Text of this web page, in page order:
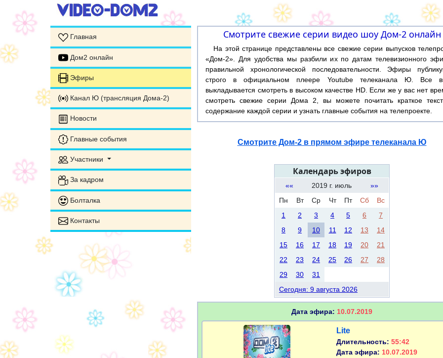
Главная
Дом2 онлайн
Эфиры
Канал Ю (трансляция Дома-2)
Новости
Главные события
Участники
За кадром
Болталка
Контакты
Смотрите свежие серии видео шоу Дом-2 онлайн
На этой странице представлены все свежие серии выпусков
«Дом-2». Для удобства мы разбили их по датам телевизионного
правильной хронологической последовательности. Эфиры
строго в официальном плеере Youtube телеканала Ю. Все
выкладывается смотреть в высоком качестве HD. Если же у вас нет
смотреть свежие серии Дома 2, вы можете почитать краткое
содержание каждой серии и узнать главные события на телепроекте.
Смотрите Дом-2 в прямом эфире телеканала Ю
Календарь эфиров
«« 2019 г. июль
»»
Пн
Вт Ср Чт Пт Сб
Вс
1
2 3 4 5 6
7
8
9 10 11 12 13
14
15
16 17 18 19 20
21
22
23 24 25 26 27
28
29
30
31
Сегодня: 9 августа 2026
Дата эфира: 10.07.2019
Lite
Длительность: 55:42
Дата эфира: 10.07.2019